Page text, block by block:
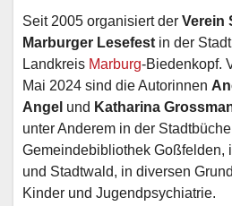
Seit 2005 organisiert der Verein
Marburger Lesefest in der Stadt
Landkreis Marburg-Biedenkopf.
Mai 2024 sind die Autorinnen
Angel und Katharina
unter Anderem in der
Gemeindebibliothek Goßfelden,
und Stadtwald, in diversen
Kinder und Jugendpsychiatrie.